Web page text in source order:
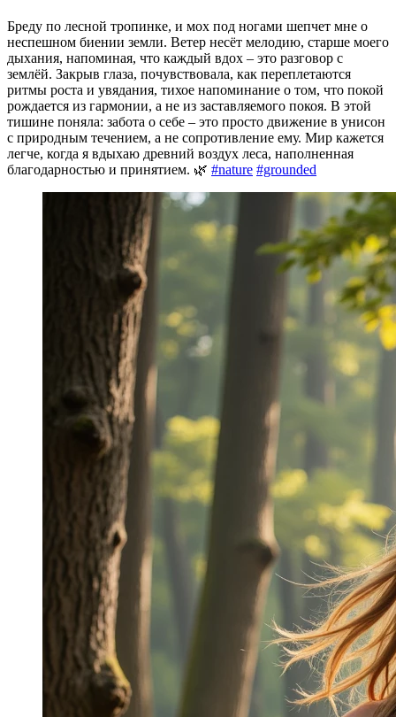
Бреду по лесной тропинке, и мох под ногами шепчет мне о
неспешном биении земли. Ветер несёт мелодию, старше моего
дыхания, напоминая, что каждый вдох – это разговор с
землёй. Закрыв глаза, почувствовала, как переплетаются
ритмы роста и увядания, тихое напоминание о том, что покой
рождается из гармонии, а не из заставляемого покоя. В этой
тишине поняла: забота о себе – это просто движение в унисон
с природным течением, а не сопротивление ему. Мир кажется
легче, когда я вдыхаю древний воздух леса, наполненная
благодарностью и принятием. 🌿 #nature #grounded